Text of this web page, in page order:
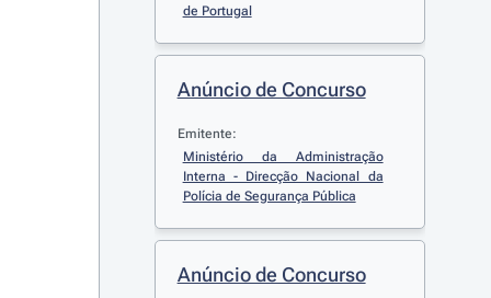
de Portugal
Anúncio de Concurso
Emitente:
Ministério da Administração
Interna - Direcção Nacional da
Polícia de Segurança Pública
Anúncio de Concurso